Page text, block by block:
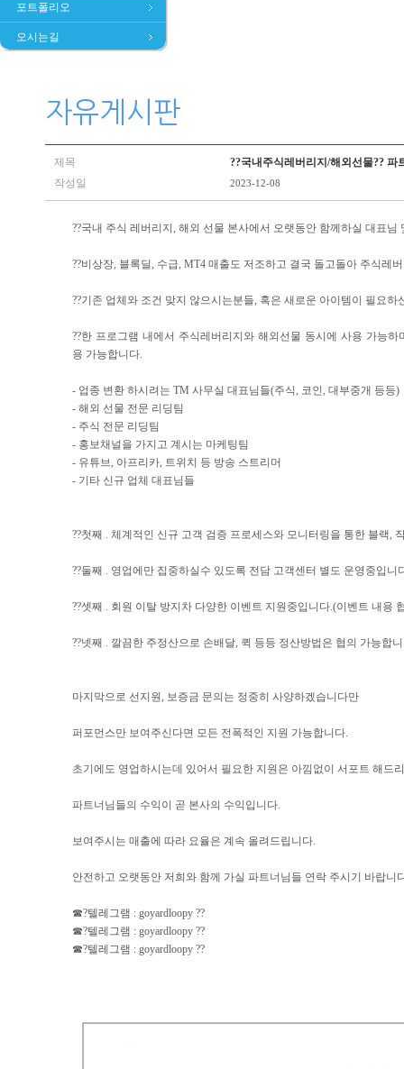
포트폴리오
오시는길
자유게시판
제목
??국내주식레버리지/해외선물??
작성일
2023-12-08
??국내 주식 레버리지, 해외 선물 본사에서 오랫동안 함께하실 대표님
??비상장, 블록딜, 수급, MT4 매출도 저조하고 결국 돌고돌아 주식레
??기존 업체와 조건 맞지 않으시는분들, 혹은 새로운 아이템이 필요하
??한 프로그램 내에서 주식레버리지와 해외선물 동시에 사용 가능
용 가능합니다.
- 업종 변환 하시려는 TM 사무실 대표님들(주식, 코인, 대부중개 등등)
- 해외 선물 전문 리딩팀
- 주식 전문 리딩팀
- 홍보채널을 가지고 계시는 마케팅팀
- 유튜브, 아프리카, 트위치 등 방송 스트리머
- 기타 신규 업체 대표님들
??첫째 . 체계적인 신규 고객 검증 프로세스와 모니터링을 통한 블랙,
??둘째 . 영업에만 집중하실수 있도록 전담 고객센터 별도 운영중입니
??셋째 . 회원 이탈 방지차 다양한 이벤트 지원중입니다.(이벤트 내용
??넷째 . 깔끔한 주정산으로 손배달, 퀵 등등 정산방법은 협의 가능합
마지막으로 선지원, 보증금 문의는 정중히 사양하겠습니다만
퍼포먼스만 보여주신다면 모든 전폭적인 지원 가능합니다.
초기에도 영업하시는데 있어서 필요한 지원은 아낌없이 서포트 해드
파트너님들의 수익이 곧 본사의 수익입니다.
보여주시는 매출에 따라 요율은 계속 올려드립니다.
안전하고 오랫동안 저희와 함께 가실 파트너님들 연락 주시기 바랍니
☎?텔레그램 : goyardloopy ??
☎?텔레그램 : goyardloopy ??
☎?텔레그램 : goyardloopy ??